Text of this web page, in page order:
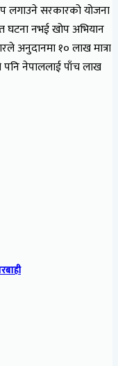
लगाउने सरकारको योजना
घटना नभई खोप अभियान
अनुदानमा १० लाख मात्रा
नेपाललाई पाँच लाख